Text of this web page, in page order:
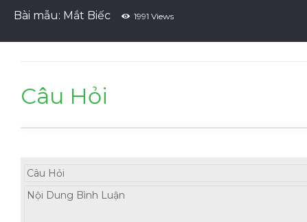
Bài mẫu: Mắt Biếc 1991 Views
Câu Hỏi